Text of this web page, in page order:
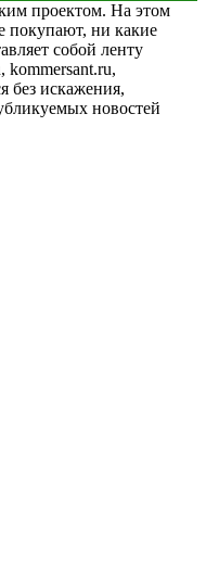
проектом. На этом
покупают, ни какие
собой ленту
kommersant.ru,
без искажения,
новостей